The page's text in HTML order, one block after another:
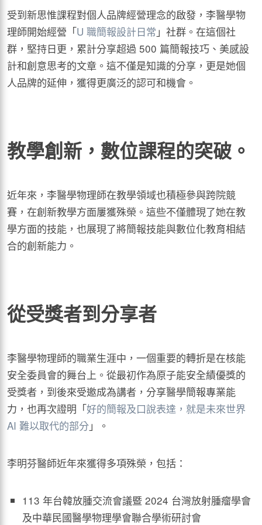
受到新思惟課程對個人品牌經營理念的啟發，李醫學物
理師開始經營「U 職簡報設計日常 」社群。在這個社
群，堅持日更，累計分享超過 500 篇簡報技巧、美感設
計和創意思考的文章。這不僅是知識的分享，更是她個
人品牌的延伸，獲得更廣泛的認可和機會。
教學創新，數位課程的突破。
近年來，李醫學物理師在教學領域也積極參與跨院競
賽，在創新教學方面屢獲殊榮。這些不僅體現了她在教
學方面的技能，也展現了將簡報技能與數位化教育相結
合的創新能力。
從受獎者到分享者
李醫學物理師的職業生涯中，一個重要的轉折是在核能
安全委員會的舞台上。從最初作為原子能安全績優獎的
受獎者，到後來受邀成為講者，分享醫學簡報專業能
力，也再次證明「好的簡報及口說表達，就是未來世界
AI 難以取代的部分」。
李明芬醫師近年來獲得多項殊榮，包括：
113 年台韓放腫交流會議暨 2024 台灣放射腫瘤學會
及中華民國醫學物理學會聯合學術研討會